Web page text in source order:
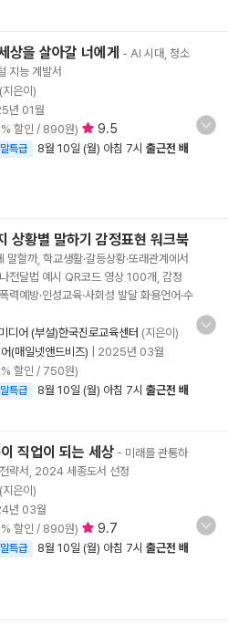
상을 살아갈 너에게 - AI 시대, 청소
지능 계발서
(지은이)
년 01월
할인 / 890원) 9.5
특급 8월 10일 (월) 아침 7시 출근전 배
상황별 말하기 감정표현 워크북
말할까, 학교생활·갈등상황·또래관계에서
전달법 예시 QR코드 영상 100개, 감정
력예방·인성교육·사회성 발달 화용언어·수
디어 (부설)한국진로교육센터 (지은이)
(매일넷앤드비즈)
2025년 03월
할인 / 750원)
특급 8월 10일 (월) 아침 7시 출근전 배
직업이 되는 세상 - 미래를 관통하
략서, 2024 세종도서 선정
(지은이)
년 03월
할인 / 890원) 9.7
특급 8월 10일 (월) 아침 7시 출근전 배